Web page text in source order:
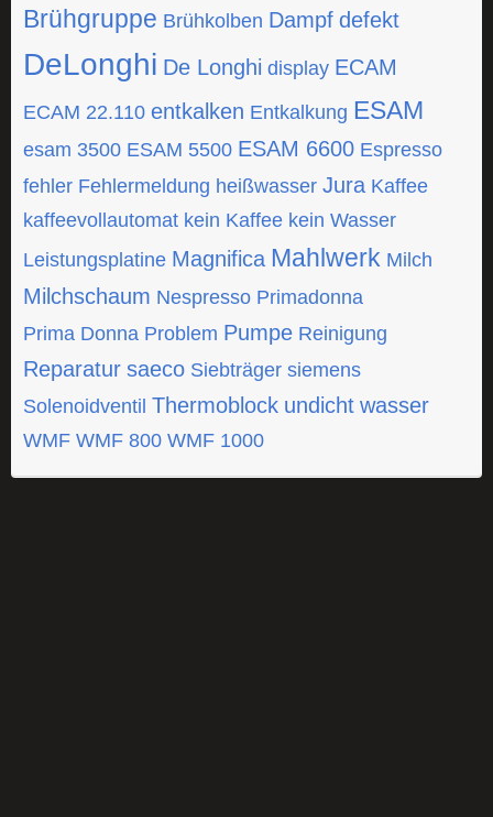
Brühgruppe Brühkolben Dampf defekt
DeLonghi De Longhi display ECAM
ECAM 22.110 entkalken Entkalkung ESAM
esam 3500 ESAM 5500 ESAM 6600 Espresso
fehler Fehlermeldung heißwasser Jura Kaffee
kaffeevollautomat kein Kaffee kein Wasser
Leistungsplatine Magnifica Mahlwerk Milch
Milchschaum Nespresso Primadonna
Prima Donna Problem Pumpe Reinigung
Reparatur saeco Siebträger siemens
Solenoidventil Thermoblock undicht wasser
WMF WMF 800 WMF 1000